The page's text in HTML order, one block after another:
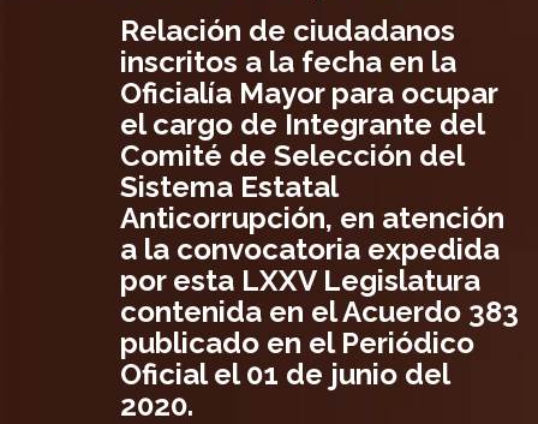
Relación de ciudadanos
inscritos a la fecha en la
Oficialía Mayor para ocupar
el cargo de Integrante del
Comité de Selección del
Sistema Estatal
Anticorrupción, en atención
a la convocatoria expedida
por esta LXXV Legislatura
contenida en el Acuerdo 383
publicado en el Periódico
Oficial el 01 de junio del
2020.